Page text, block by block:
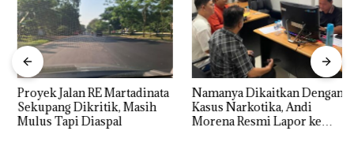
Proyek Jalan RE Martadinata
Sekupang Dikritik, Masih
Mulus Tapi Diaspal
Namanya Dikaitkan Dengan
Kasus Narkotika, Andi
Morena Resmi Lapor ke